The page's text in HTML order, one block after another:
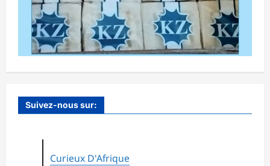
Suivez-nous sur:
Curieux D'Afrique